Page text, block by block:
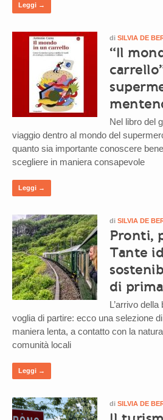
Leggi →
di SILVIA DE
“Il
Nel libro del
viaggio dentro al mondo del
quanto sia importante conoscere
scegliere in maniera consapevole
Leggi →
di SILVIA DE
Pronti,
Tante
di
L’arrivo
voglia di partire: ecco una selezione
maniera lenta, a contatto con la
comunità locali
Leggi →
di SILVIA DE